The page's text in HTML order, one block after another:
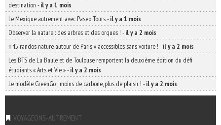
destination -il y a 1 mois
Le Mexique autrement avec Paseo Tours-il y a 1 mois
Observer la nature : des arbres et des orques ! -il y a 2 mois
« 45 randos nature autour de Paris » accessibles sans voiture ! -il y a 2 mois
Les BTS de La Baule et de Toulouse remportent la deuxième édition du défi
étudiants « Arts et Vie »-il y a 2 mois
Le modèle GreenGo : moins de carbone, plus de plaisir ! -il y a 2 mois
VOYAGEONS-AUTREMENT